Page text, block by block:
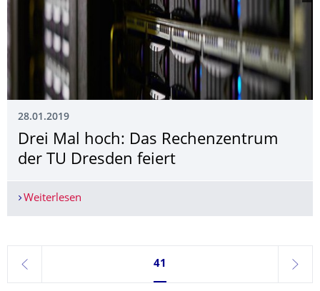
28.01.2019
Drei Mal hoch: Das Rechenzentrum
der TU Dresden feiert
Weiterlesen
zurück
Seite 41, aktuell ausgewählt
41
weiter